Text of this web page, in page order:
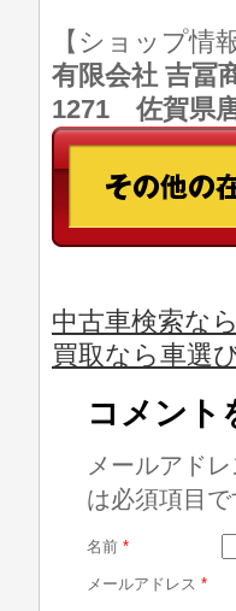
【ショップ情
有限会社 吉冨
1271 佐賀県
中古車検索な
買取なら車選
コメント
メールアド
は必須項目で
名前 *
メールアドレス *